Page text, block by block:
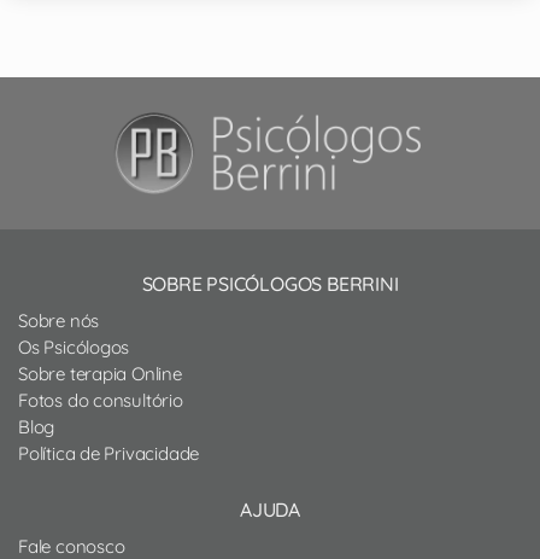
SOBRE PSICÓLOGOS BERRINI
Sobre nós
Os Psicólogos
Sobre terapia Online
Fotos do consultório
Blog
Política de Privacidade
AJUDA
Fale conosco